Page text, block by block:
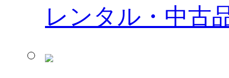
レンタル・中古